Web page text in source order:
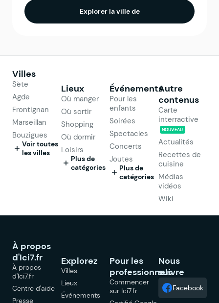
Explorer la ville de
Villes
Sète
Agde
Frontignan
Marseillan
Bouzigues
Voir toutes
les villes
Lieux
Où manger
Où sortir
Shopping
Où dormir
Loisirs
Plus de
catégories
Événements
Pour les
enfants
Soirées
Spectacles
Concerts
Joutes
Plus de
catégories
Autre
contenus
Carte
interractive
NOUVEAU
Actualités
Recettes de
cuisine
Médias
vidéos
Wiki
À propos
d'Ici7.fr
À propos
d'Ici7.fr
Centre d'aide
Presse
Explorez
Villes
Lieux
Événements
Pour les
professionnels
Commencer
sur Ici7.fr
Nous
suivre
Facebook